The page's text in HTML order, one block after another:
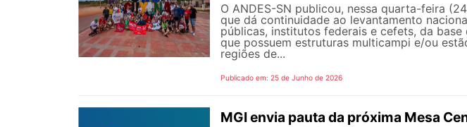
O ANDES-SN publicou, nessa quarta-feira
que dá continuidade ao levantamento
públicas, institutos federais e cefets, da base
que possuem estruturas multicampi e/ou
regiões de...
Publicado em: 25 de Junho de 2026
MGI envia pauta da próxima Mesa